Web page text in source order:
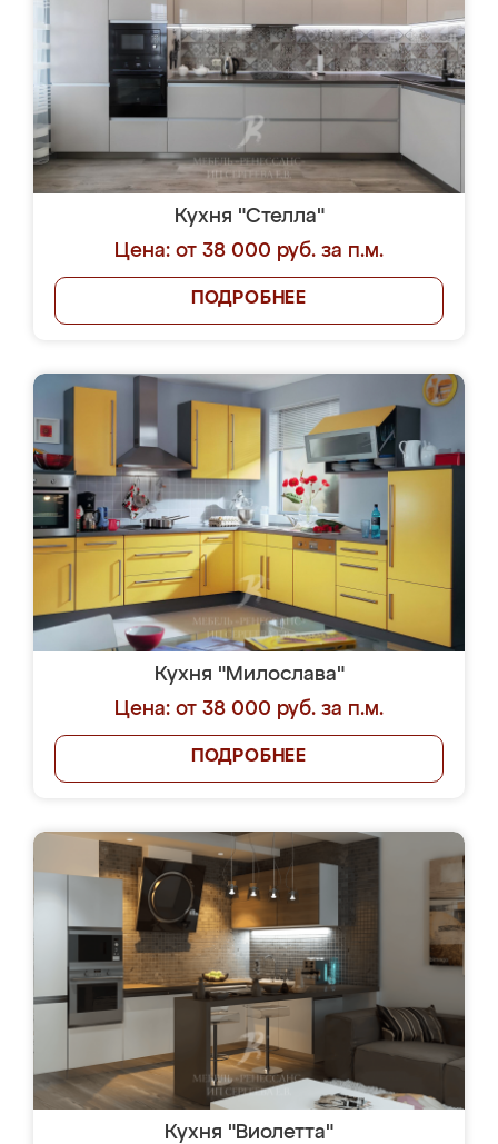
Кухня "Стелла"
Цена: от 38 000 руб. за п.м.
ПОДРОБНЕЕ
Кухня "Милослава"
Цена: от 38 000 руб. за п.м.
ПОДРОБНЕЕ
Кухня "Виолетта"